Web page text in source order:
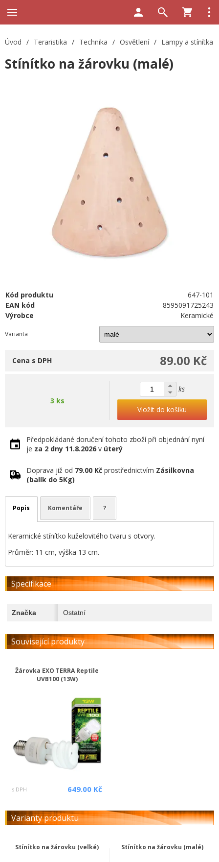
Úvod / Teraristika / Technika / Osvětlení / Lampy a stínítka
Stínítko na žárovku (malé)
Kód produktu
647-101
EAN kód
8595091725243
Výrobce
Keramické
Varianta
89.00 Kč
Cena s DPH
3 ks
ks
Vložit do košíku
Předpokládané doručení tohoto zboží při objednání nyní
je za 2 dny 11.8.2026 v úterý
Doprava již od 79.00 Kč prostřednictvím Zásilkovna
(balík do 5Kg)
Popis Komentáře ?
Keramické stínítko kuželovitého tvaru s otvory.
Průměr: 11 cm, výška 13 cm.
Specifikace
Značka Ostatní
Související produkty
Žárovka EXO TERRA Reptile
UVB100 (13W)
s DPH 649.00 Kč
Varianty produktu
Stínítko na žárovku (velké) Stínítko na žárovku (malé)